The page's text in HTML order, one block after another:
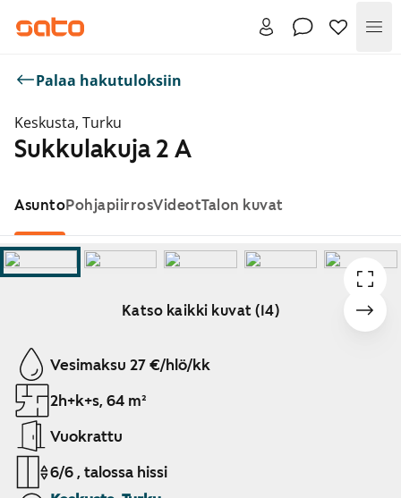
Palaa hakutuloksiin
Keskusta, Turku
Sukkulakuja 2 A
AsuntoPohjapiirrosVideotTalon kuvat
Katso kaikki kuvat (14)
Näytetään dia 1 / 14
Vesimaksu 27 €/hlö/kk
2h+k+s, 64 m²
Vuokrattu
6/6 , talossa hissi